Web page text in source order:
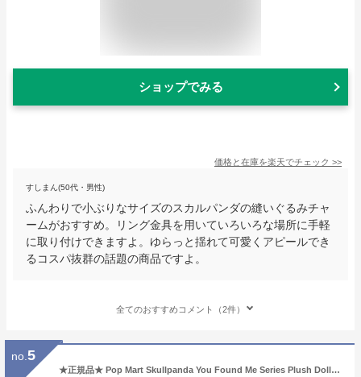
ショップでみる
価格と在庫を楽天でチェック >>
すしまん(50代・男性)
ふんわりで小ぶりなサイズのスカルパンダの縫いぐるみチャ
ームがおすすめ。リング金具を用いていろいろな場所に手軽
に取り付けできますよ。ゆらっと揺れて可愛くアピールでき
るコスパ抜群の話題の商品ですよ。
全てのおすすめコメント（2件）
no. 5
★正規品★ Pop Mart Skullpanda You Found Me Series Plush Doll Pendant Darkness (開封商品) ポップマート スカルパンダ ユーファウンドミーシリーズ ぬいぐるみ ドールペンダント ダークネス 開封済み 可愛い コレクション キャラクターグッズ